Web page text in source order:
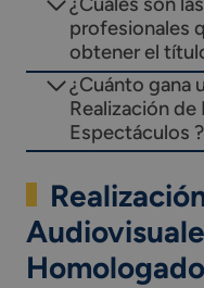
profesionales
obtener el
¿Cuánto gana
Realización
Espectáculos ?
Homologado